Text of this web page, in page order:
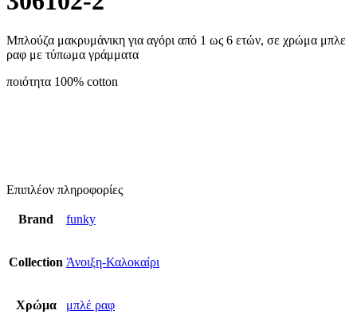
Μπλούζα μακρυμάνικη για αγόρι από 1 ως 6 ετών, σε χρώμα μπλε
ραφ με τύπωμα γράμματα
ποιότητα 100% cotton
Επιπλέον πληροφορίες
Brand funky
Collection Άνοιξη-Καλοκαίρι
Χρώμα μπλέ ραφ